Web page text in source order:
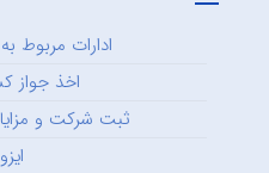
ادارات مربوط
اخذ
ثبت شرکت و
ایزو